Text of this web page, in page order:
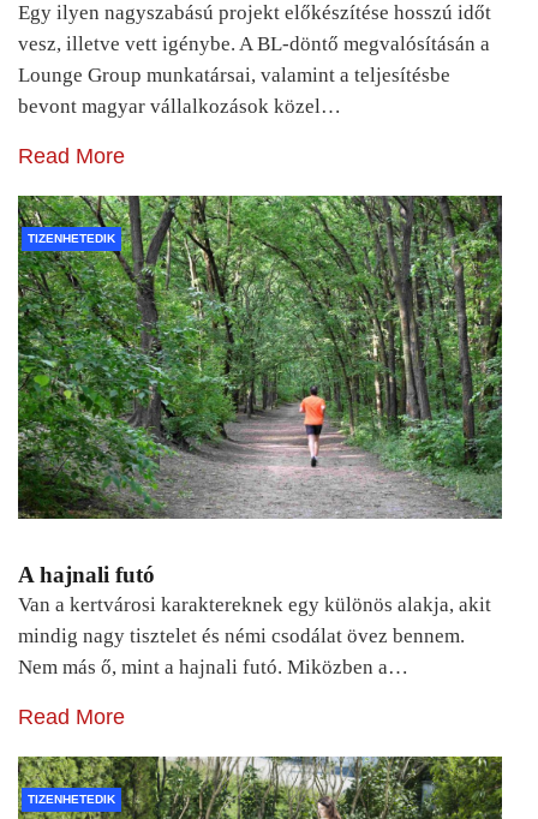
Egy ilyen nagyszabású projekt előkészítése hosszú időt
vesz, illetve vett igénybe. A BL-döntő megvalósításán a
Lounge Group munkatársai, valamint a teljesítésbe
bevont magyar vállalkozások közel…
Read More
TIZENHETEDIK
A hajnali futó
Van a kertvárosi karaktereknek egy különös alakja, akit
mindig nagy tisztelet és némi csodálat övez bennem.
Nem más ő, mint a hajnali futó. Miközben a…
Read More
TIZENHETEDIK